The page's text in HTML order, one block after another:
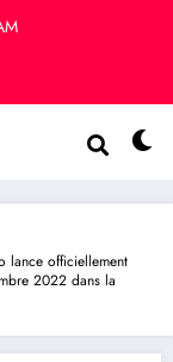
lance officiellement
2022 dans la